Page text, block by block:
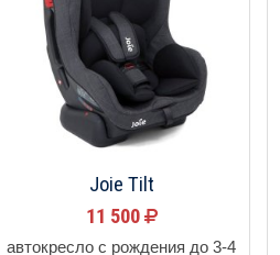
Joie Tilt
11 500
автокресло с рождения до 3-4